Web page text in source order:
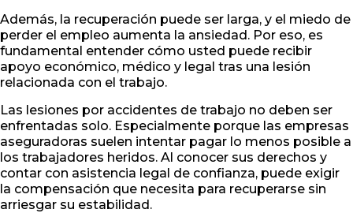
Además, la recuperación puede ser larga, y el miedo de
perder el empleo aumenta la ansiedad. Por eso, es
fundamental entender cómo usted puede recibir
apoyo económico, médico y legal tras una lesión
relacionada con el trabajo.
Las lesiones por accidentes de trabajo no deben ser
enfrentadas solo. Especialmente porque las empresas
aseguradoras suelen intentar pagar lo menos posible a
los trabajadores heridos. Al conocer sus derechos y
contar con asistencia legal de confianza, puede exigir
la compensación que necesita para recuperarse sin
arriesgar su estabilidad.